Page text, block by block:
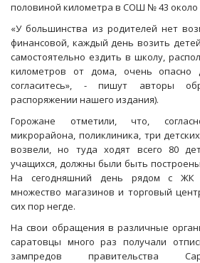
половиной километра в СОШ № 43 около
«У большинства из родителей нет
финансовой, каждый день возить
самостоятельно ездить в школу,
километров от дома, очень опасно
согласитесь», - пишут авторы
распоряжении нашего издания).
Горожане отметили, что,
микрорайона, поликлиника, три
возвели, но туда ходят всего 80
учащихся, должны были быть
На сегодняшний день рядом с ЖК
множество магазинов и торговый
сих пор негде.
На свои обращения в различные
саратовцы много раз получали
зампредов правительства